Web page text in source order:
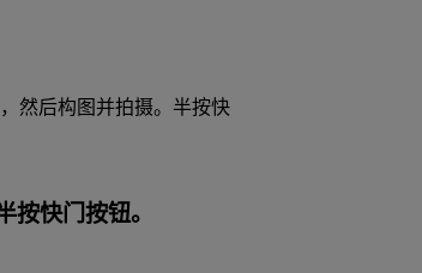
然后构图并拍摄。半按快
快门按钮。